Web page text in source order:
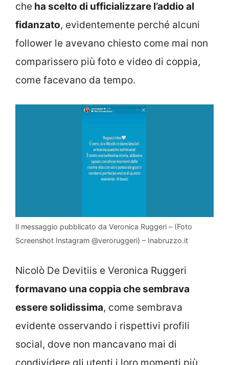
che ha scelto di ufficializzare l’addio al
fidanzato, evidentemente perché alcuni
follower le avevano chiesto come mai non
comparissero più foto e video di coppia,
come facevano da tempo.
Il messaggio pubblicato da Veronica Ruggeri – (Foto
Screenshot Instagram @veroruggeri) – Inabruzzo.it
Nicolò De Devitiis e Veronica Ruggeri
formavano una coppia che sembrava
essere solidissima, come sembrava
evidente osservando i rispettivi profili
social, dove non mancavano mai di